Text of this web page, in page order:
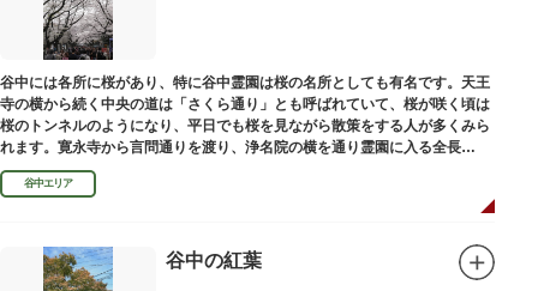
谷中には各所に桜があり、特に谷中霊園は桜の名所としても有名です。天王
寺の横から続く中央の道は「さくら通り」とも呼ばれていて、桜が咲く頃は
桜のトンネルのようになり、平日でも桜を見ながら散策をする人が多くみら
れます。寛永寺から言問通りを渡り、浄名院の横を通り霊園に入る全長
100mの桜並木や、霊園内に点在する大木なども見事です。
谷中エリア
谷中の紅葉